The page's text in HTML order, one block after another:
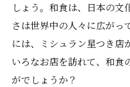
しょう。和食は、日本の文
さは世界中の人々に広がっ
には、ミシュラン星つき店
いろなお店を訪れて、和食
がでしょうか？